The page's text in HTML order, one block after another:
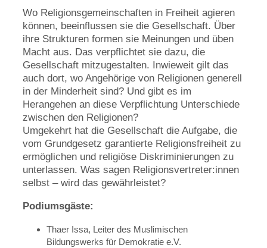
Wo Religionsgemeinschaften in Freiheit agieren
können, beeinflussen sie die Gesellschaft. Über
ihre Strukturen formen sie Meinungen und üben
Macht aus. Das verpflichtet sie dazu, die
Gesellschaft mitzugestalten. Inwieweit gilt das
auch dort, wo Angehörige von Religionen generell
in der Minderheit sind? Und gibt es im
Herangehen an diese Verpflichtung Unterschiede
zwischen den Religionen?
Umgekehrt hat die Gesellschaft die Aufgabe, die
vom Grundgesetz garantierte Religionsfreiheit zu
ermöglichen und religiöse Diskriminierungen zu
unterlassen. Was sagen Religionsvertreter:innen
selbst – wird das gewährleistet?
Podiumsgäste:
Thaer Issa, Leiter des Muslimischen
Bildungswerks für Demokratie e.V.